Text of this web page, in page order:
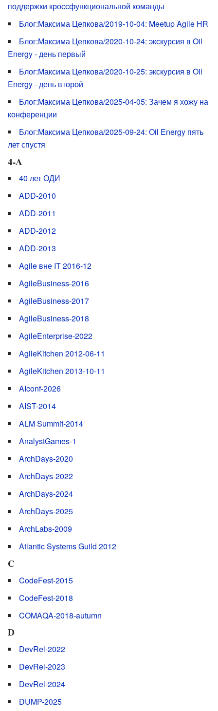
поддержки кроссфункциональной команды
Блог:Максима Цепкова/2019-10-04: Meetup Agile HR
Блог:Максима Цепкова/2020-10-24: экскурсия в Oil
Energy - день первый
Блог:Максима Цепкова/2020-10-25: экскурсия в Oil
Energy - день второй
Блог:Максима Цепкова/2025-04-05: Зачем я хожу на
конференции
Блог:Максима Цепкова/2025-09-24: Oil Energy пять
лет спустя
4-A
40 лет ОДИ
ADD-2010
ADD-2011
ADD-2012
ADD-2013
Agile вне IT 2016-12
AgileBusiness-2016
AgileBusiness-2017
AgileBusiness-2018
AgileEnterprise-2022
AgileKitchen 2012-06-11
AgileKitchen 2013-10-11
AIconf-2026
AIST-2014
ALM Summit-2014
AnalystGames-1
ArchDays-2020
ArchDays-2022
ArchDays-2024
ArchDays-2025
ArchLabs-2009
Atlantic Systems Guild 2012
C
CodeFest-2015
CodeFest-2018
COMAQA-2018-autumn
D
DevRel-2022
DevRel-2023
DevRel-2024
DUMP-2025